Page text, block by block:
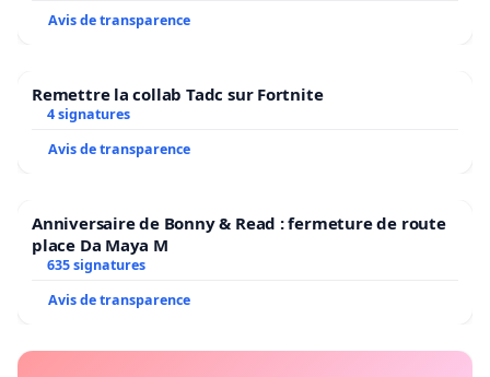
Avis de transparence
Remettre la collab Tadc sur Fortnite
4 signatures
Avis de transparence
Anniversaire de Bonny & Read : fermeture de route
place Da Maya M
635 signatures
Avis de transparence